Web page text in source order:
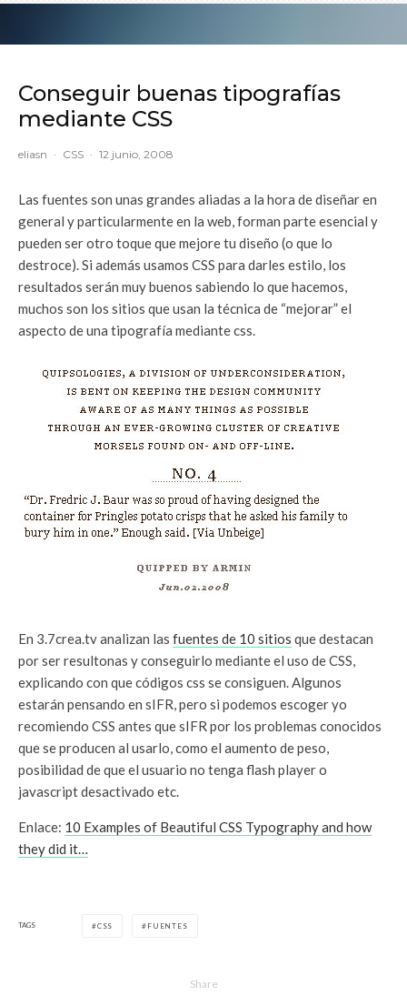
Conseguir buenas tipografías
mediante CSS
eliasn · CSS · 12 junio, 2008
Las fuentes son unas grandes aliadas a la hora de diseñar en
general y particularmente en la web, forman parte esencial y
pueden ser otro toque que mejore tu diseño (o que lo
destroce). Si además usamos CSS para darles estilo, los
resultados serán muy buenos sabiendo lo que hacemos,
muchos son los sitios que usan la técnica de “mejorar” el
aspecto de una tipografía mediante css.
En 3.7crea.tv analizan las fuentes de 10 sitios que destacan
por ser resultonas y conseguirlo mediante el uso de CSS,
explicando con que códigos css se consiguen. Algunos
estarán pensando en sIFR, pero si podemos escoger yo
recomiendo CSS antes que sIFR por los problemas conocidos
que se producen al usarlo, como el aumento de peso,
posibilidad de que el usuario no tenga flash player o
javascript desactivado etc.
Enlace: 10 Examples of Beautiful CSS Typography and how
they did it…
TAGS CSS FUENTES
Share